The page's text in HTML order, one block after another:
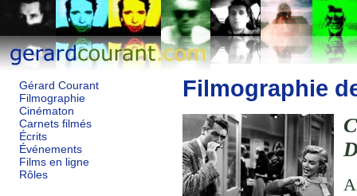
Gérard Courant
Filmographie
Cinématon
Carnets filmés
Écrits
Événements
Films en ligne
Rôles
Filmographie